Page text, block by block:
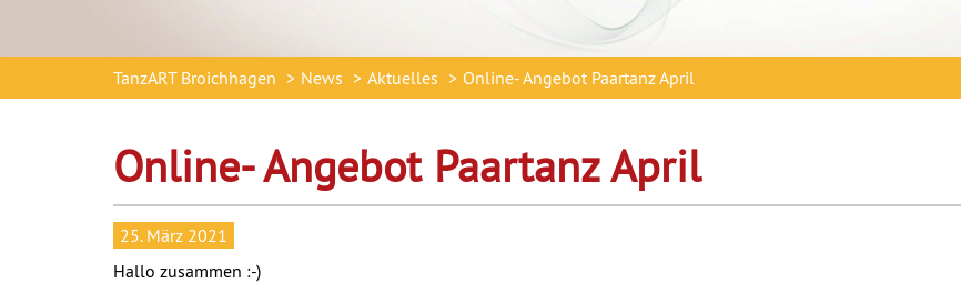
TanzART Broichhagen News Aktuelles Online- Angebot Paartanz April
Online- Angebot Paartanz April
25. März 2021
Hallo zusammen :-)